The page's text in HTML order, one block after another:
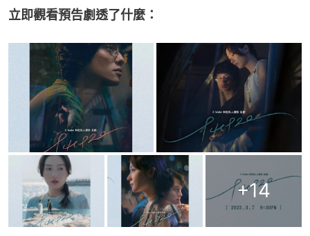
立即觀看預告劇透了什麼：
+14